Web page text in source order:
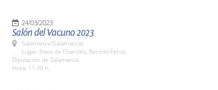
24/03/2023
Salón del Vacuno 2023
Salamanca (Salamanca)
Lugar: Nave de Charolés, Recinto Ferial,
Diputación de Salamanca.
Hora: 11:30 h.